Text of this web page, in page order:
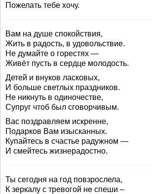
Пожелать тебе хочу.
Вам на душе спокойствия,
Жить в радость, в удовольствие.
Не думайте о горестях —
Живёт пусть в сердце молодость.
Детей и внуков ласковых,
И больше светлых праздников.
Не никнуть в одиночестве,
Супруг чтоб был сговорчивым.
Вас поздравляем искренне,
Подарков Вам изысканных.
Купайтесь в счастье радужном —
И смейтесь жизнерадостно.
Ты сегодня на год повзрослела,
К зеркалу с тревогой не спеши –